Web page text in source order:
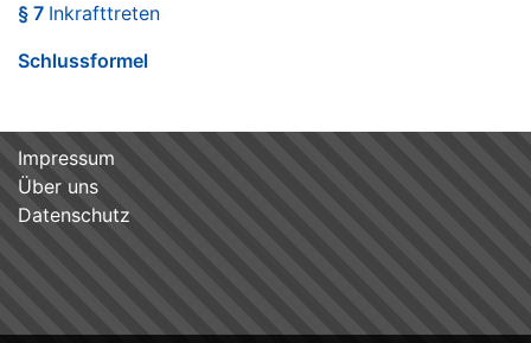
§ 7 Inkrafttreten
Schlussformel
Impressum
Über uns
Datenschutz